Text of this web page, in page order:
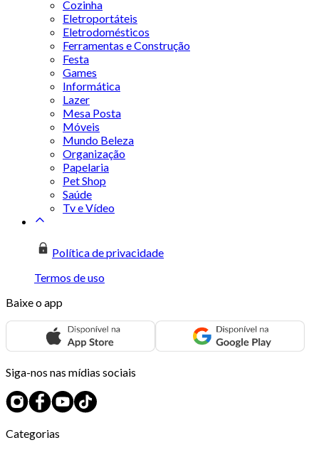
Cozinha
Eletroportáteis
Eletrodomésticos
Ferramentas e Construção
Festa
Games
Informática
Lazer
Mesa Posta
Móveis
Mundo Beleza
Organização
Papelaria
Pet Shop
Saúde
Tv e Vídeo
Política de privacidade
Termos de uso
Baixe o app
Siga-nos nas mídias sociais
Categorias